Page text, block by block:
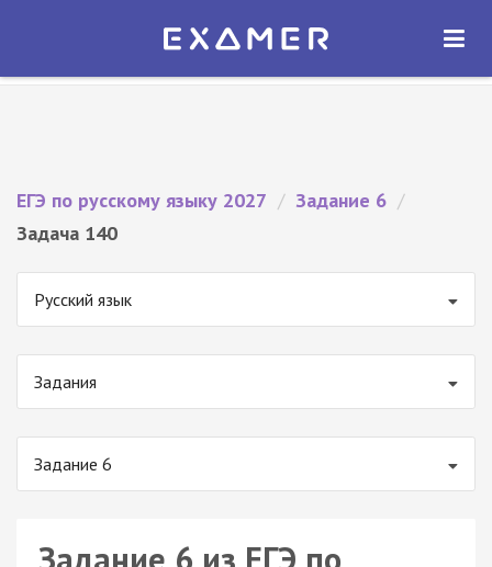
Экзамер — ЕГЭ 2027
ОТКРЫТЬ
ЕГЭ по русскому языку 2027 / Задание 6 /
Задача 140
Русский язык
Задания
Задание 6